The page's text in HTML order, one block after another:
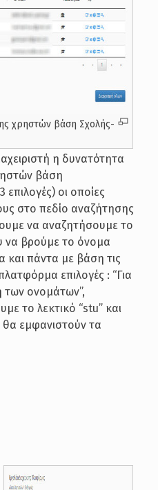
χρηστών βάση Σχολής-
η δυνατότητα
βάση
οι οποίες
στο πεδίο αναζήτησης
να αναζητήσουμε το
να βρούμε το όνομα
πάντα με βάση τις
επιλογές : “Για
των ονομάτων”,
το λεκτικό “stu” και
θα εμφανιστούν τα